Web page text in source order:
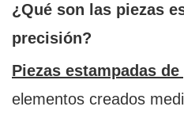
¿Qué son las piezas
precisión?
Piezas estampadas
elementos creados